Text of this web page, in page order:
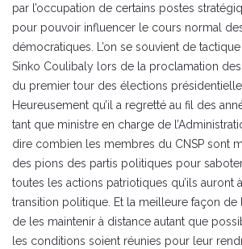
par l’occupation de certains postes
pour pouvoir influencer le cours normal
démocratiques. L’on se souvient de
Sinko Coulibaly lors de la proclamation
du premier tour des élections
Heureusement qu’il a regretté au fil des
tant que ministre en charge de
dire combien les membres du CNSP sont
des pions des partis politiques pour
toutes les actions patriotiques qu’ils auront
transition politique. Et la meilleure façon de
de les maintenir à distance autant que
les conditions soient réunies pour leur